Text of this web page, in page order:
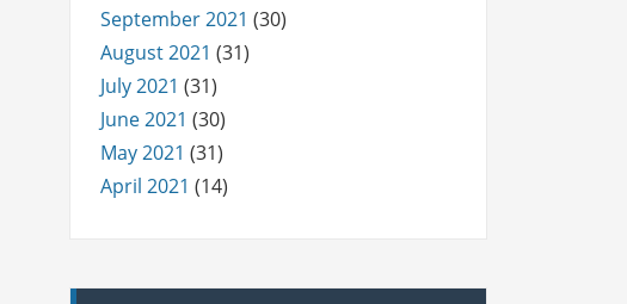
September 2021 (30)
August 2021 (31)
July 2021 (31)
June 2021 (30)
May 2021 (31)
April 2021 (14)